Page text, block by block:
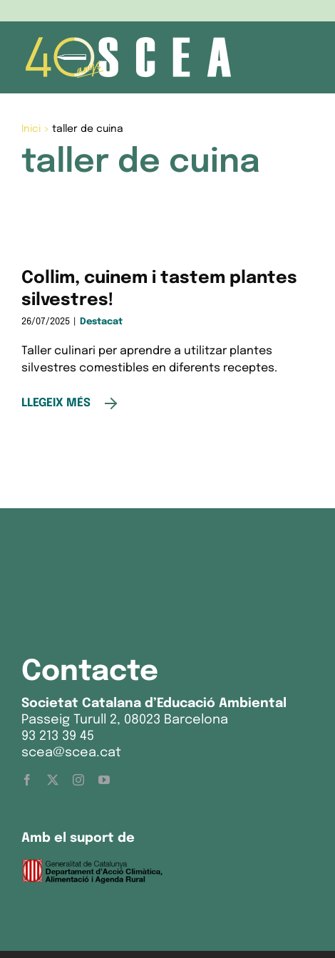
content
Inici> taller de cuina
taller de cuina
Collim, cuinem i tastem plantes
silvestres!
26/07/2025 Destacat
Taller culinari per aprendre a utilitzar plantes
silvestres comestibles en diferents receptes.
LLEGEIX MÉS
Contacte
Societat Catalana d’Educació Ambiental
Passeig Turull 2, 08023 Barcelona
93 213 39 45
scea@scea.cat
Amb el suport de